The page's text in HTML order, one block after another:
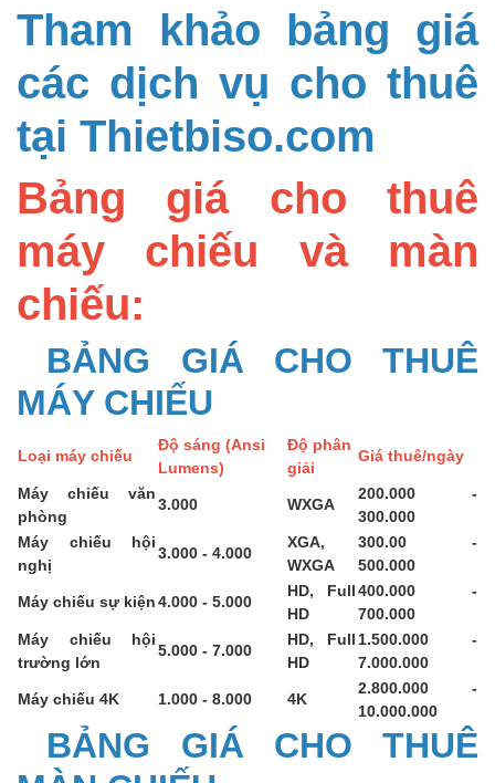
Tham khảo bảng giá
các dịch vụ cho thuê
tại Thietbiso.com
Bảng giá cho thuê
máy chiếu và màn
chiếu:
BẢNG GIÁ CHO THUÊ
MÁY CHIẾU
Loại máy chiếu
Độ sáng (Ansi
Lumens)
Độ phân
giải
Giá thuê/ngày
Máy chiếu văn
phòng
3.000 WXGA
200.000 -
300.000
Máy chiếu hội
nghị
3.000 - 4.000
XGA,
WXGA
300.00 -
500.000
Máy chiếu sự kiện4.000 - 5.000
HD, Full
HD
400.000 -
700.000
Máy chiếu hội
trường lớn
5.000 - 7.000
HD, Full
HD
1.500.000 -
7.000.000
Máy chiếu 4K
1.000 - 8.000 4K
2.800.000 -
10.000.000
BẢNG GIÁ CHO THUÊ